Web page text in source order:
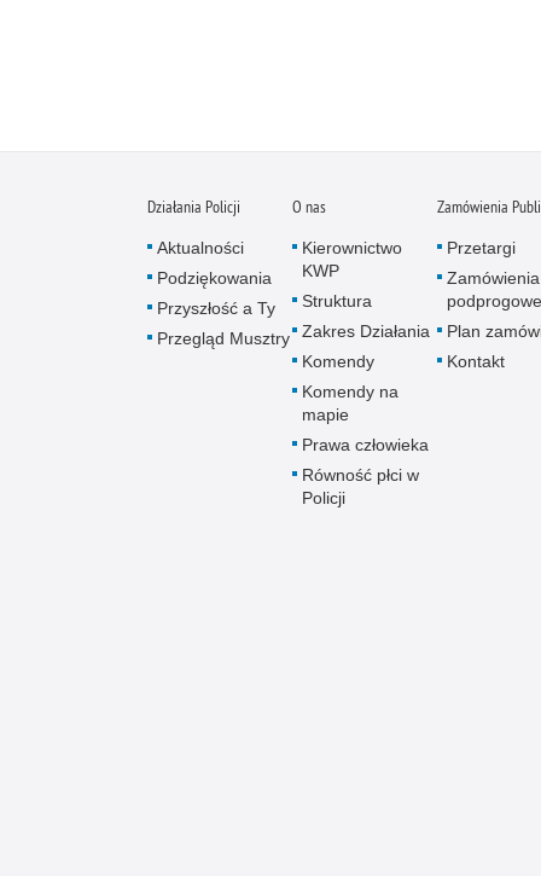
Działania Policji
Aktualności
Podziękowania
Przyszłość a Ty
Przegląd Musztry
O nas
Kierownictwo
KWP
Struktura
Zakres Działania
Komendy
Komendy na
mapie
Prawa człowieka
Równość płci w
Policji
Zamówienia
Przetargi
Zamówienia
podprogowe
Plan
Kontakt